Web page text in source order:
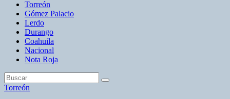
Torreón
Gómez Palacio
Lerdo
Durango
Coahuila
Nacional
Nota Roja
Torreón